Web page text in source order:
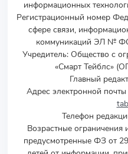
информационных
Регистрационный номер
сфере связи,
коммуникаций ЭЛ №
Учредитель: Общество с
«Смарт Тейблс»
Главный
Адрес электронной
Телефон
Возрастные
предусмотренные ФЗ от